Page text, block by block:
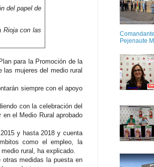
del papel de
Rioja con las
para la Promoción de la
las mujeres del medio rural
siempre con el apoyo
con la celebración del
el Medio Rural aprobado
y hasta 2018 y cuenta
como el empleo, la
rural, ha explicado.
otras medidas la puesta en
Pejenaute